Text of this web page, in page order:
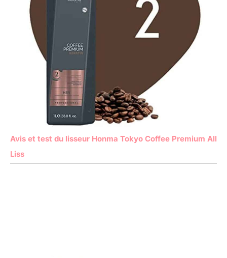
Avis et test du lisseur Honma Tokyo Coffee Premium All
Liss